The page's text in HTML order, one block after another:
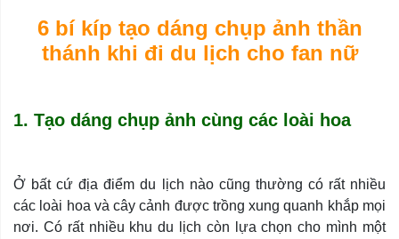
6 bí kíp tạo dáng chụp ảnh thần
thánh khi đi du lịch cho fan nữ
1. Tạo dáng chụp ảnh cùng các loài hoa
Ở bất cứ địa điểm du lịch nào cũng thường có rất nhiều
các loài hoa và cây cảnh được trồng xung quanh khắp mọi
nơi. Có rất nhiều khu du lịch còn lựa chọn cho mình một